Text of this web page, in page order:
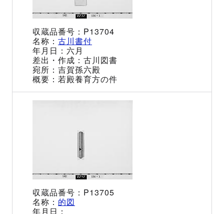
P13704
古川書付
六月
古川図書
吉賀孫六殿
若殿養育方の件
P13705
的図